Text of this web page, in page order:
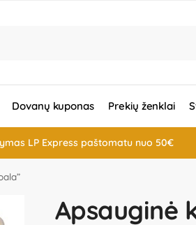
Dovanų kuponas Prekių ženklai
LP Express paštomatu nuo 50€
Apsauginė